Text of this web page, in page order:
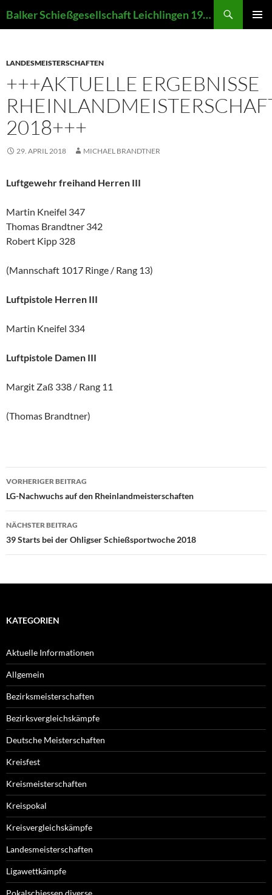
Inhalt
Balker Schießgesellschaft Leichlingen 1907 e.V.
LANDESMEISTERSCHAFTEN
+++AKTUELLE ERGEBNISSE
2018+++
29. APRIL 2018 MICHAEL BRANDTNER
Luftgewehr freihand Herren III
Martin Kneifel 347
Thomas Brandtner 342
Robert Kipp 328
(Mannschaft 1017 Ringe / Rang 13)
Luftpistole Herren III
Martin Kneifel 334
Luftpistole Damen III
Margit Zaß 338 / Rang 11
(Thomas Brandtner)
Beitragsnavigation
VORHERIGER BEITRAG
LG-Nachwuchs auf den Rheinlandmeisterschaften
NÄCHSTER BEITRAG
39 Starts bei der Ohligser Schießsportwoche 2018
KATEGORIEN
Aktuelle Informationen
Allgemein
Bezirksmeisterschaften
Bezirksvergleichskämpfe
Deutsche Meisterschaften
Kreisfest
Kreismeisterschaften
Kreispokal
Kreisvergleichskämpfe
Landesmeisterschaften
Ligawettkämpfe
Pokalschiessen diverse